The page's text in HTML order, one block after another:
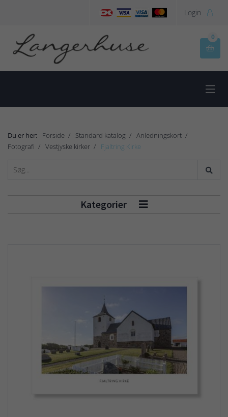
Login 

0

Du er her: Forside Standard katalog
Anledningskort
Fotografi
Vestjyske kirker Fjaltring Kirke
Kategorier 